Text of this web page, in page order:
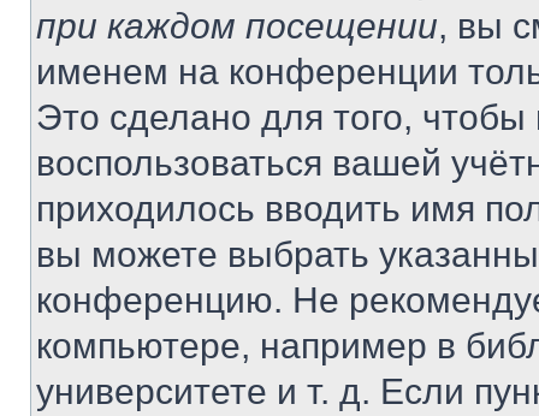
при каждом посещении, вы
именем на конференции
Это сделано для того, чтобы
воспользоваться вашей
приходилось вводить имя
вы можете выбрать
конференцию. Не
компьютере, например в
университете и т. д. Если